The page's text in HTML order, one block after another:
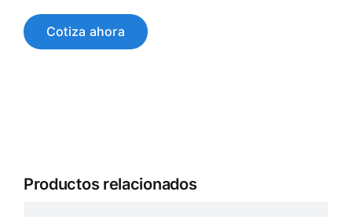
Cotiza ahora
Productos relacionados